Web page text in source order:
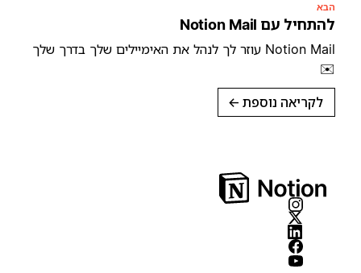
הבא
להתחיל עם Notion Mail
Notion Mail עוזר לך לנהל את האימיילים שלך בדרך שלך
✉️
לקריאה נוספת →